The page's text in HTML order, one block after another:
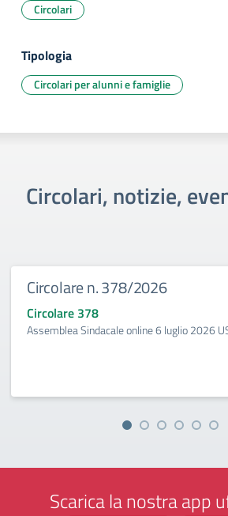
Circolari
Tipologia
Circolari per alunni e famiglie
Circolari, notizie,
Circolare n. 378/2026
Circolare 378
Assemblea Sindacale online 6 luglio 2026
Scarica la nostra app